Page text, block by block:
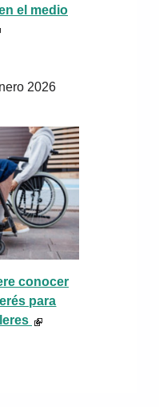
el medio
2026
conocer
para